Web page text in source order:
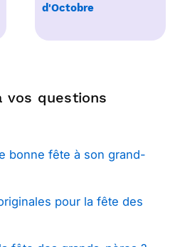
d'Octobre
vos questions
bonne fête à son grand-
pour la fête des